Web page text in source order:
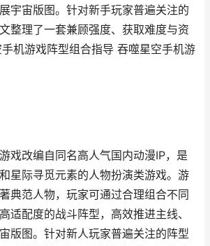
宇宙版图。针对新手玩家普遍关注的
整理了一套兼顾强度、获取难度与资
机游戏阵型组合指导 吞噬星空手机游
戏改编自同名高人气国内动漫IP，是
星际寻觅元素的人物扮演类游戏。游
典范人物，玩家可通过合理组合不同
适配度的战斗阵型，高效推进主线、
版图。针对新人玩家普遍关注的阵型